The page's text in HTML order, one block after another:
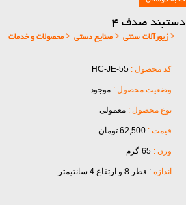
دستبند صدف 4
< زیورآلات سنتی < صنایع دستی < محصولات و خدمات
کد محصول : HC-JE-55
وضعیت محصول : موجود
نوع محصول : معمولی
قیمت : 62,500 تومان
وزن : 65 گرم
اندازه : قطر 8 و ارتفاع 4 سانتیمتر